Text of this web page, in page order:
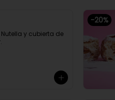
Nutella y cubierta de
-20%